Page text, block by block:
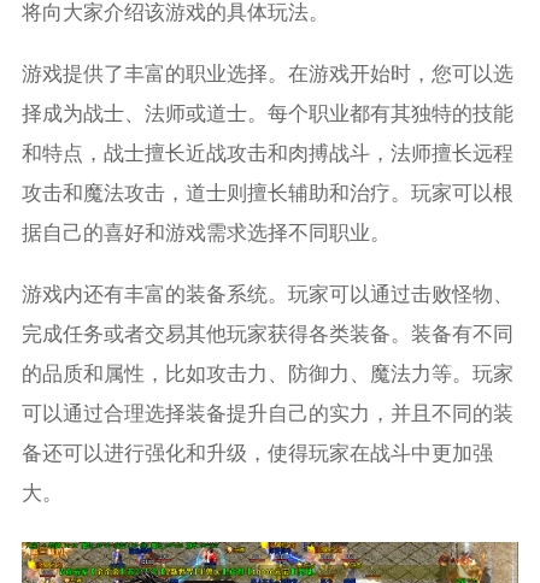
将向大家介绍该游戏的具体玩法。
游戏提供了丰富的职业选择。在游戏开始时，您可以选
择成为战士、法师或道士。每个职业都有其独特的技能
和特点，战士擅长近战攻击和肉搏战斗，法师擅长远程
攻击和魔法攻击，道士则擅长辅助和治疗。玩家可以根
据自己的喜好和游戏需求选择不同职业。
游戏内还有丰富的装备系统。玩家可以通过击败怪物、
完成任务或者交易其他玩家获得各类装备。装备有不同
的品质和属性，比如攻击力、防御力、魔法力等。玩家
可以通过合理选择装备提升自己的实力，并且不同的装
备还可以进行强化和升级，使得玩家在战斗中更加强
大。